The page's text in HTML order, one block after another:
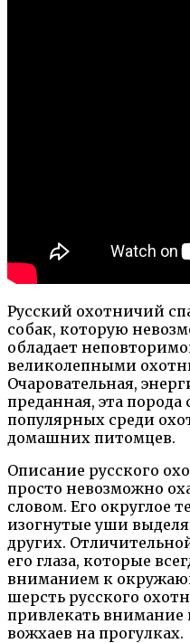
Русский охотничий
собак, которую
обладает
великолепными
Очаровательная,
преданная, эта
популярных среди
домашних питомцев.
Описание русского
просто невозможно
словом. Его округлое
изогнутые уши
других.
его глаза, которые
вниманием к
шерсть русского
привлекать внимание
вожхаев на прогулках.